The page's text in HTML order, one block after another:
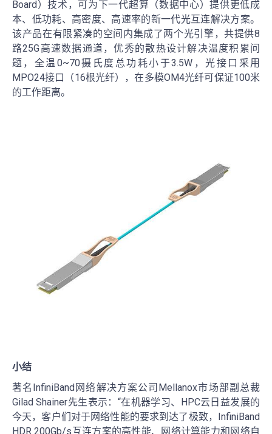
Board）技术，可为下一代超算（数据中心）提供更低成
本、低功耗、高密度、高速率的新一代光互连解决方案。
该产品在有限紧凑的空间内集成了两个光引擎，共提供8
路25G高速数据通道，优秀的散热设计解决温度积累问
题，全温0~70摄氏度总功耗小于3.5W，光接口采用
MPO24接口（16根光纤），在多模OM4光纤可保证100米
的工作距离。
小结
著名InfiniBand网络解决方案公司Mellanox市场部副总裁
Gilad Shainer先生表示：“在机器学习、HPC云日益发展的
今天，客户们对于网络性能的要求到达了极致，InfiniBand
HDR 200Gb/s互连方案的高性能、网络计算能力和网络自